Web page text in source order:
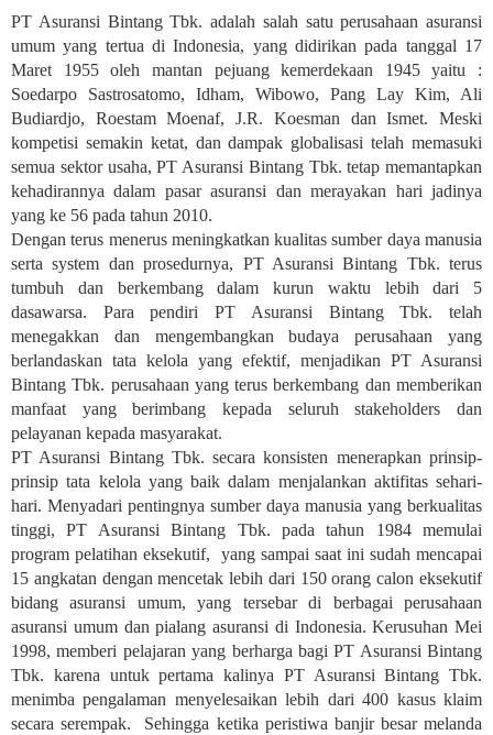
PT Asuransi Bintang Tbk. adalah salah satu perusahaan asuransi
umum yang tertua di Indonesia, yang didirikan pada tanggal 17
Maret 1955 oleh mantan pejuang kemerdekaan 1945 yaitu :
Soedarpo Sastrosatomo, Idham, Wibowo, Pang Lay Kim, Ali
Budiardjo, Roestam Moenaf, J.R. Koesman dan Ismet. Meski
kompetisi semakin ketat, dan dampak globalisasi telah memasuki
semua sektor usaha, PT Asuransi Bintang Tbk. tetap memantapkan
kehadirannya dalam pasar asuransi dan merayakan hari jadinya
yang ke 56 pada tahun 2010.
Dengan terus menerus meningkatkan kualitas sumber daya manusia
serta system dan prosedurnya, PT Asuransi Bintang Tbk. terus
tumbuh dan berkembang dalam kurun waktu lebih dari 5
dasawarsa. Para pendiri PT Asuransi Bintang Tbk. telah
menegakkan dan mengembangkan budaya perusahaan yang
berlandaskan tata kelola yang efektif, menjadikan PT Asuransi
Bintang Tbk. perusahaan yang terus berkembang dan memberikan
manfaat yang berimbang kepada seluruh stakeholders dan
pelayanan kepada masyarakat.
PT Asuransi Bintang Tbk. secara konsisten menerapkan prinsip-
prinsip tata kelola yang baik dalam menjalankan aktifitas sehari-
hari. Menyadari pentingnya sumber daya manusia yang berkualitas
tinggi, PT Asuransi Bintang Tbk. pada tahun 1984 memulai
program pelatihan eksekutif, yang sampai saat ini sudah mencapai
15 angkatan dengan mencetak lebih dari 150 orang calon eksekutif
bidang asuransi umum, yang tersebar di berbagai perusahaan
asuransi umum dan pialang asuransi di Indonesia. Kerusuhan Mei
1998, memberi pelajaran yang berharga bagi PT Asuransi Bintang
Tbk. karena untuk pertama kalinya PT Asuransi Bintang Tbk.
menimba pengalaman menyelesaikan lebih dari 400 kasus klaim
secara serempak. Sehingga ketika peristiwa banjir besar melanda